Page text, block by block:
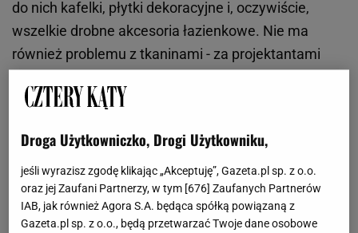
do nich kafelki, płytki dekoracyjne i, oczywiście,
wszelkie drobne akcesoria łazienkowe. Nie ma
również problemu z tkaninami - za projektantami
a nawet szlafroków. Ale uwaga! Nie wszystko, co
Państwu kilka łazienek na topie wraz z sugestiami
stylistów, co należy wybrać z ogromnej oferty
rynkowej, by stworzyć wnętrze bardzo spójne i
harmonijne.
Droga Użytkowniczko, Drogi Użytkowniku,
jeśli wyrazisz zgodę klikając „Akceptuję”, Gazeta.pl sp. z o.o.
oraz jej Zaufani Partnerzy, w tym [676] Zaufanych Partnerów
IAB, jak również Agora S.A. będąca spółką powiązaną z
Gazeta.pl sp. z o.o., będą przetwarzać Twoje dane osobowe